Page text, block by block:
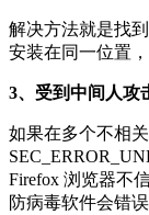
解决方法就是找
安装在同一位置
3、受到中间人攻
如果在多个不相
Firefox 浏览器不
防病毒软件会错